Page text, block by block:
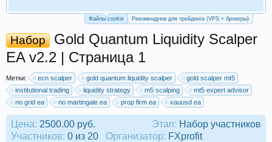
Файлы cookie Рекомендуем для трейдинга (VPS + брокеры)
Набор
Gold Quantum Liquidity Scalper
EA v2.2 | Страница 1
Метки: ecn scalper gold quantum liquidity scalper
gold scalper mt5
institutional trading
liquidity strategy m5 scalping
mt5 expert advisor
no grid ea
no martingale ea prop firm ea xauusd ea
Этап: Набор участников
Цена: 2500.00 руб.
Участников: 0 из 20 Организатор: FXprofit